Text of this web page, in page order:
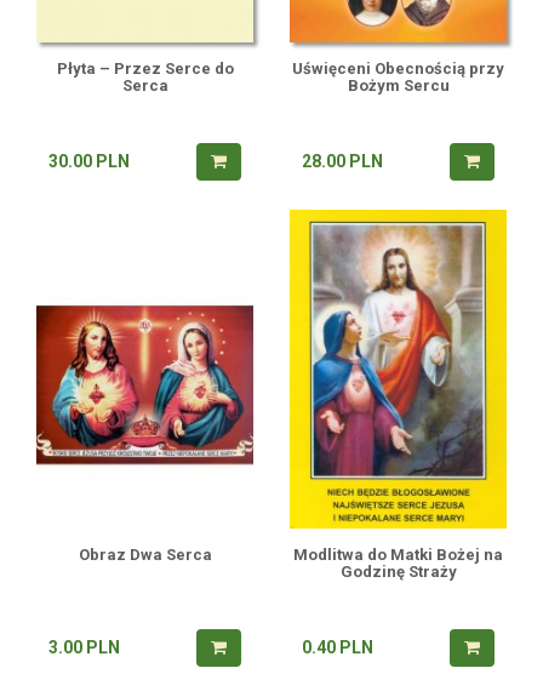
Płyta – Przez Serce do
Serca
30.00 PLN
Uświęceni Obecnością przy
Bożym Sercu
28.00 PLN
Obraz Dwa Serca
3.00 PLN
Modlitwa do Matki Bożej na
Godzinę Straży
0.40 PLN